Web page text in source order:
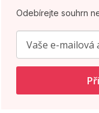
Odebírejte souhrn